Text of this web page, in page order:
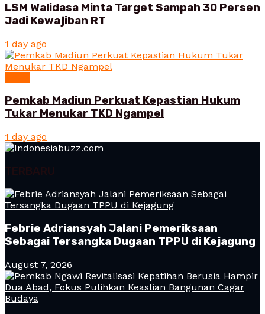
LSM Walidasa Minta Target Sampah 30 Persen
Jadi Kewajiban RT
1 day ago
Pemkab Madiun Perkuat Kepastian Hukum
Tukar Menukar TKD Ngampel
1 day ago
TERBARU
Febrie Adriansyah Jalani Pemeriksaan
Sebagai Tersangka Dugaan TPPU di Kejagung
August 7, 2026